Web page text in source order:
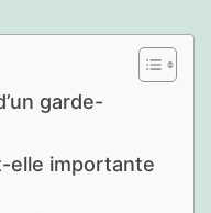
garde-
elle importante